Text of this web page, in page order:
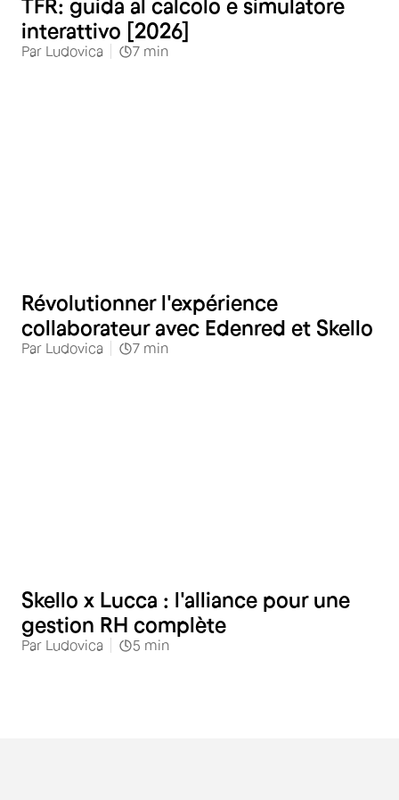
TFR: guida al calcolo e simulatore
interattivo [2026]
Par Ludovica 7 min
Révolutionner l'expérience
collaborateur avec Edenred et Skello
Par Ludovica 7 min
Skello x Lucca : l'alliance pour une
gestion RH complète
Par Ludovica 5 min